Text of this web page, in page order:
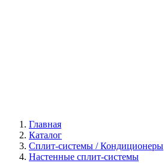
Главная
Каталог
Сплит-системы / Кондиционеры
Настенные сплит-системы